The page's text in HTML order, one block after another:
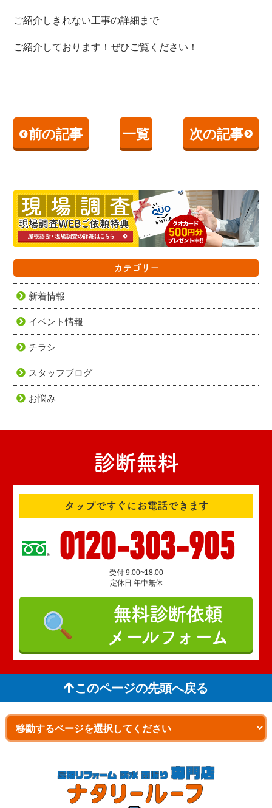
ご紹介しきれない工事の詳細まで
ご紹介しております！ぜひご覧ください！
前の記事 一覧 次の記事
カテゴリー
新着情報
イベント情報
チラシ
スタッフブログ
お悩み
診断無料
タップですぐにお電話できます
0120-303-905
受付 9:00~18:00
定休日 年中無休
無料診断依頼
メールフォーム
このページの先頭へ戻る